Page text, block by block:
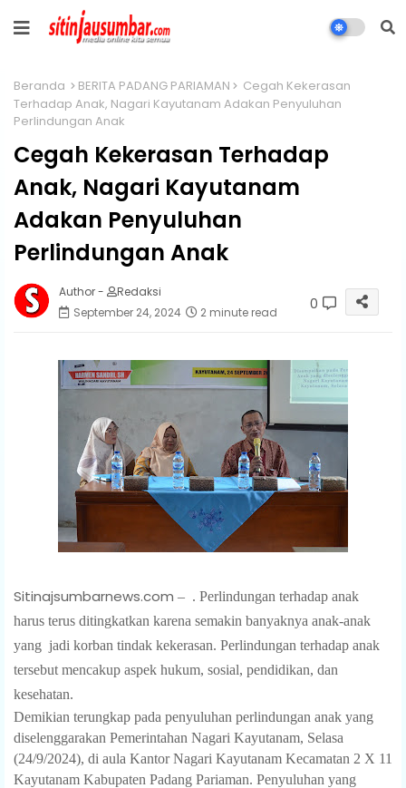
Beranda BERITA PADANG PARIAMAN
Cegah Kekerasan
Terhadap Anak, Nagari Kayutanam Adakan Penyuluhan
Perlindungan Anak
Cegah Kekerasan Terhadap
Anak, Nagari Kayutanam
Adakan Penyuluhan
Perlindungan Anak
Author -
Redaksi
September 24, 2024
2 minute read 0
Sitinajsumbarnews.com – . Perlindungan terhadap anak
harus terus ditingkatkan karena semakin banyaknya anak-anak
yang jadi korban tindak kekerasan. Perlindungan terhadap anak
tersebut mencakup aspek hukum, sosial, pendidikan, dan
kesehatan.
Demikian terungkap pada penyuluhan perlindungan anak yang
diselenggarakan Pemerintahan Nagari Kayutanam, Selasa
(24/9/2024), di aula Kantor Nagari Kayutanam Kecamatan 2 X 11
Kayutanam Kabupaten Padang Pariaman. Penyuluhan yang